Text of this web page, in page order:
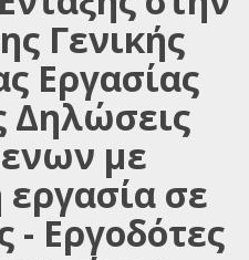
Γενικής
Εργασίας
Δηλώσεις
με
σε
- Εργοδότες